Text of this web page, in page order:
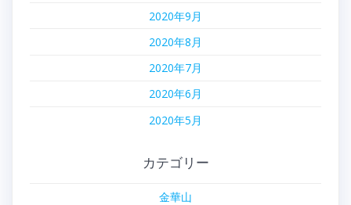
2020年9月
2020年8月
2020年7月
2020年6月
2020年5月
カテゴリー
金華山